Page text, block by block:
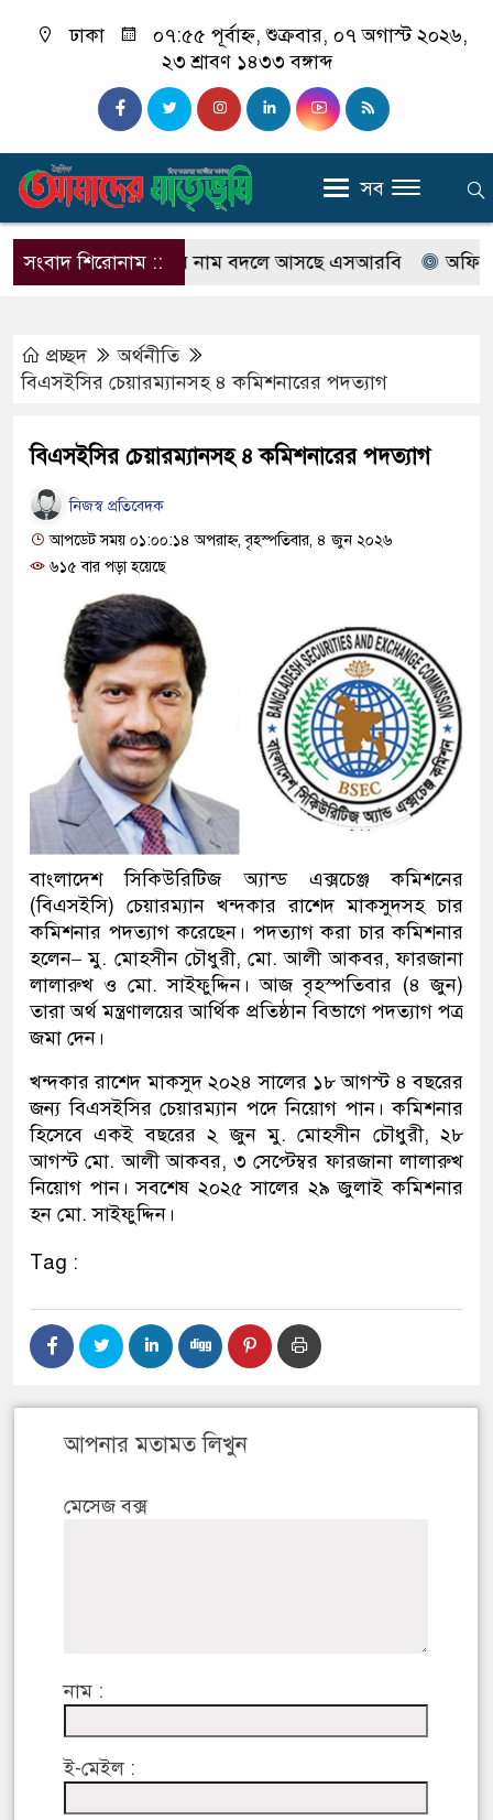
ঢাকা
০৭:৫৫ পূর্বাহ্ন, শুক্রবার, ০৭ অগাস্ট ২০২৬,
২৩ শ্রাবণ ১৪৩৩ বঙ্গাব্দ
সব
সংবাদ শিরোনাম ::র‍্যাবের নাম বদলে আসছে এসআরবি অফিস
প্রচ্ছদ
অর্থনীতি
বিএসইসির চেয়ারম্যানসহ ৪ কমিশনারের পদত্যাগ
বিএসইসির চেয়ারম্যানসহ ৪ কমিশনারের পদত্যাগ
নিজস্ব প্রতিবেদক
আপডেট সময় ০১:০০:১৪ অপরাহ্ন, বৃহস্পতিবার, ৪ জুন ২০২৬
৬১৫ বার পড়া হয়েছে
বাংলাদেশ সিকিউরিটিজ অ্যান্ড এক্সচেঞ্জ কমিশনের
(বিএসইসি) চেয়ারম্যান খন্দকার রাশেদ মাকসুদসহ চার
কমিশনার পদত্যাগ করেছেন। পদত্যাগ করা চার কমিশনার
হলেন– মু. মোহসীন চৌধুরী, মো. আলী আকবর, ফারজানা
লালারুখ ও মো. সাইফুদ্দিন। আজ বৃহস্পতিবার (৪ জুন)
তারা অর্থ মন্ত্রণালয়ের আর্থিক প্রতিষ্ঠান বিভাগে পদত্যাগ পত্র
জমা দেন।
খন্দকার রাশেদ মাকসুদ ২০২৪ সালের ১৮ আগস্ট ৪ বছরের
জন্য বিএসইসির চেয়ারম্যান পদে নিয়োগ পান। কমিশনার
হিসেবে একই বছরের ২ জুন মু. মোহসীন চৌধুরী, ২৮
আগস্ট মো. আলী আকবর, ৩ সেপ্টেম্বর ফারজানা লালারুখ
নিয়োগ পান। সবশেষ ২০২৫ সালের ২৯ জুলাই কমিশনার
হন মো. সাইফুদ্দিন।
Tag :
আপনার মতামত লিখুন
মেসেজ বক্স
নাম :
ই-মেইল :